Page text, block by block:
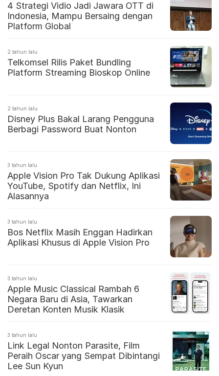
4 Strategi Vidio Jadi Jawara OTT di
Indonesia, Mampu Bersaing dengan
Platform Global
2 tahun lalu
Telkomsel Rilis Paket Bundling
Platform Streaming Bioskop Online
2 tahun lalu
Disney Plus Bakal Larang Pengguna
Berbagi Password Buat Nonton
3 tahun lalu
Apple Vision Pro Tak Dukung Aplikasi
YouTube, Spotify dan Netflix, Ini
Alasannya
3 tahun lalu
Bos Netflix Masih Enggan Hadirkan
Aplikasi Khusus di Apple Vision Pro
3 tahun lalu
Apple Music Classical Rambah 6
Negara Baru di Asia, Tawarkan
Deretan Konten Musik Klasik
3 tahun lalu
Link Legal Nonton Parasite, Film
Peraih Oscar yang Sempat Dibintangi
Lee Sun Kyun